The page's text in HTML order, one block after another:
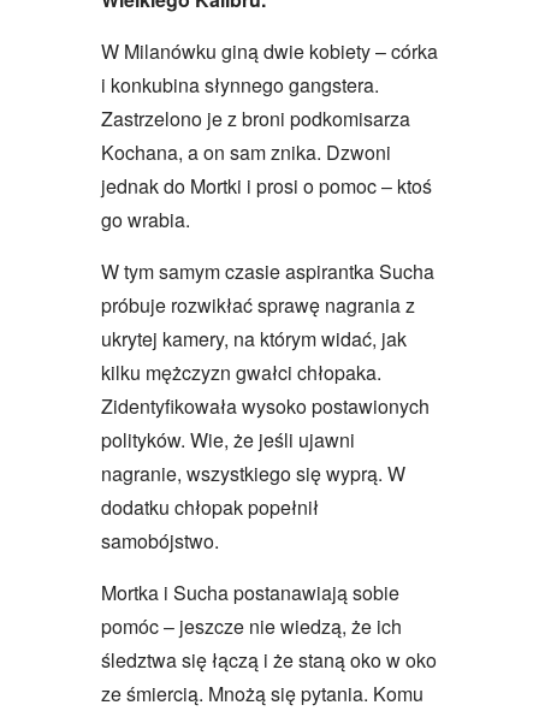
W Milanówku giną dwie kobiety – córka
i konkubina słynnego gangstera.
Zastrzelono je z broni podkomisarza
Kochana, a on sam znika. Dzwoni
jednak do Mortki i prosi o pomoc – ktoś
go wrabia.
W tym samym czasie aspirantka Sucha
próbuje rozwikłać sprawę nagrania z
ukrytej kamery, na którym widać, jak
kilku mężczyzn gwałci chłopaka.
Zidentyfikowała wysoko postawionych
polityków. Wie, że jeśli ujawni
nagranie, wszystkiego się wyprą. W
dodatku chłopak popełnił
samobójstwo.
Mortka i Sucha postanawiają sobie
pomóc – jeszcze nie wiedzą, że ich
śledztwa się łączą i że staną oko w oko
ze śmiercią. Mnożą się pytania. Komu